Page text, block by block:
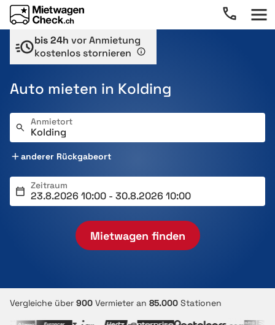
bis 24h vor Anmietung
kostenlos stornieren
Auto mieten in Kolding
Anmietort
anderer Rückgabeort
Zeitraum
Mietwagen finden
Vergleiche über 900 Vermieter an 85.000 Stationen